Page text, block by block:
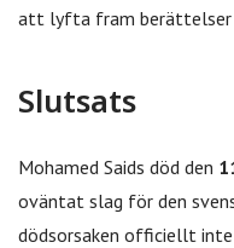
att lyfta fram berättelser
Slutsats
Mohamed Saids död den
oväntat slag för den
dödsorsaken officiellt